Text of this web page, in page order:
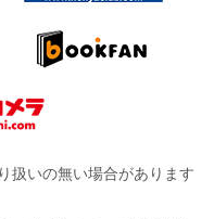
扱いの無い場合があります